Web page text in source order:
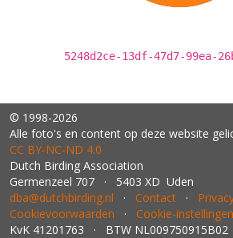
5248d2ce-13df-47d7-99ea-
© 1998-2026
Alle foto's en content op deze website
CC BY‑NC‑ND 4.0
Dutch Birding Association
Germenzeel 707 · 5403 XD Uden
dba@dutchbirding.nl · Contact ·
Cookievoorwaarden · Cookie-instellingen
KvK 41201763 · BTW NL009750915B02